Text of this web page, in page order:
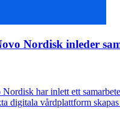
Nordisk inleder
har inlett ett
digitala vårdplattform